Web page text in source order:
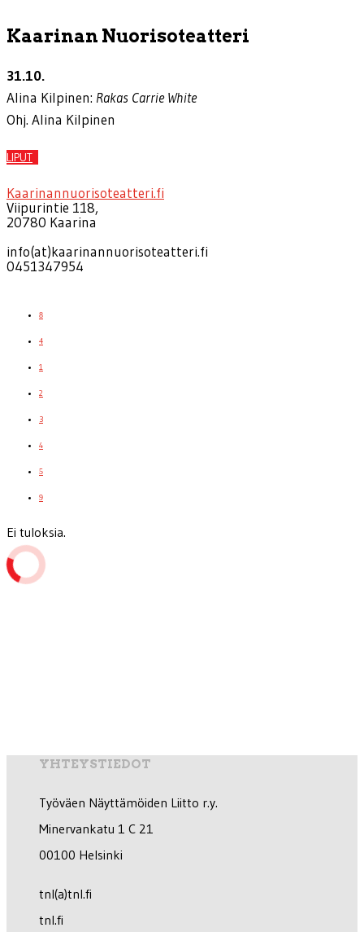
Kaarinan Nuorisoteatteri
31.10.
Alina Kilpinen: Rakas Carrie White
Ohj. Alina Kilpinen
LIPUT
Kaarinannuorisoteatteri.fi
Viipurintie 118,
20780 Kaarina
info(at)kaarinannuorisoteatteri.fi
0451347954
8
4
1
2
3
4
5
9
Ei tuloksia.
YHTEYSTIEDOT
Työväen Näyttämöiden Liitto r.y.
Minervankatu 1 C 21
00100 Helsinki
tnl(a)tnl.fi
tnl.fi